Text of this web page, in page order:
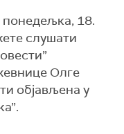
понедељка, 18.
слушати
Олге
објављена у